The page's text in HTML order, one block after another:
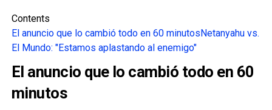
Contents
El anuncio que lo cambió todo en 60 minutosNetanyahu vs.
El Mundo: "Estamos aplastando al enemigo"
El anuncio que lo cambió todo en 60
minutos